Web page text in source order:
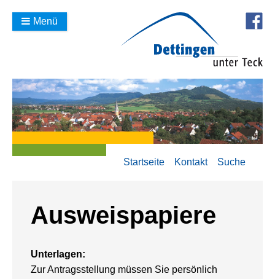
Menü
Startseite Kontakt Suche
Ausweispapiere
Unterlagen:
Zur Antragsstellung müssen Sie persönlich